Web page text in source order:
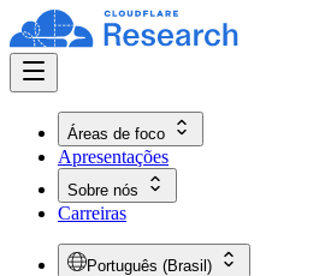
Áreas de foco
Apresentações
Sobre nós
Carreiras
Português (Brasil)